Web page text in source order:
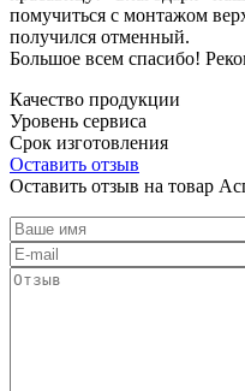
помучиться с монтажом
получился отменный.
Большое всем спасибо!
Качество продукции
Уровень сервиса
Срок изготовления
Оставить отзыв
Оставить отзыв на товар